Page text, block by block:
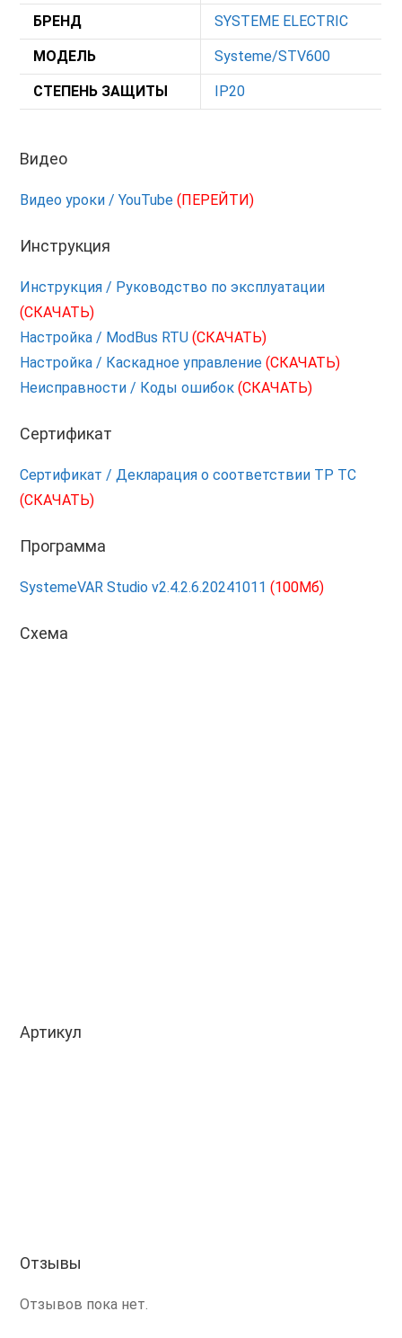
БРЕНД SYSTEME ELECTRIC
МОДЕЛЬ Systeme/STV600
СТЕПЕНЬ ЗАЩИТЫ IP20
Видео
Видео уроки / YouTube(ПЕРЕЙТИ)
Инструкция
Инструкция / Руководство по эксплуатации
(СКАЧАТЬ)
Настройка / ModBus RTU(СКАЧАТЬ)
Настройка / Каскадное управление(СКАЧАТЬ)
Неисправности / Коды ошибок(СКАЧАТЬ)
Сертификат
Сертификат / Декларация о соответствии ТР ТС
(СКАЧАТЬ)
Программа
SystemeVAR Studio v2.4.2.6.20241011(100Мб)
Схема
Артикул
Отзывы
Отзывов пока нет.